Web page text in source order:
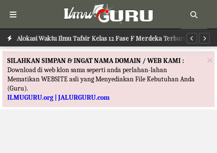
Alokasi Waktu Ilmu Tafsir Kelas 12 Fase F Merdeka Terbaru
×
SILAHKAN SIMPAN & INGAT NAMA DOMAIN / WEB KAMI :
Download di web klon sama seperti anda perlahan-lahan
Mematikan WEBSITE asli yang Menyediakan File Kebutuhan Anda
(Guru).
ILMUGURU.org | JALURGURU.com